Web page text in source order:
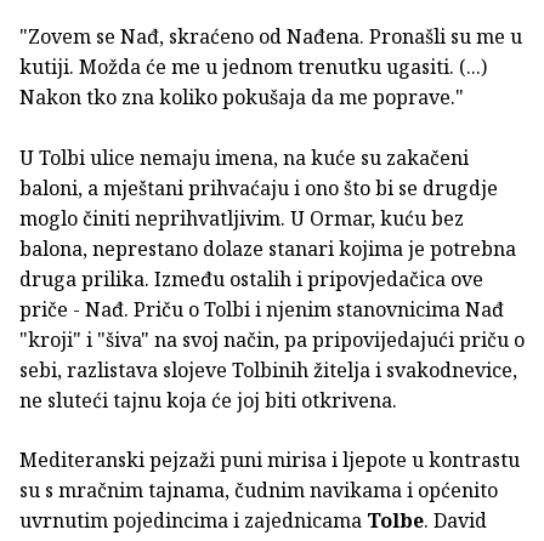
"Zovem se Nađ, skraćeno od Nađena. Pronašli su me u
kutiji. Možda će me u jednom trenutku ugasiti. (...)
Nakon tko zna koliko pokušaja da me poprave."
U Tolbi ulice nemaju imena, na kuće su zakačeni
baloni, a mještani prihvaćaju i ono što bi se drugdje
moglo činiti neprihvatljivim. U Ormar, kuću bez
balona, neprestano dolaze stanari kojima je potrebna
druga prilika. Između ostalih i pripovjedačica ove
priče - Nađ. Priču o Tolbi i njenim stanovnicima Nađ
"kroji" i "šiva" na svoj način, pa pripovijedajući priču o
sebi, razlistava slojeve Tolbinih žitelja i svakodnevice,
ne sluteći tajnu koja će joj biti otkrivena.
Mediteranski pejzaži puni mirisa i ljepote u kontrastu
su s mračnim tajnama, čudnim navikama i općenito
uvrnutim pojedincima i zajednicama Tolbe. David